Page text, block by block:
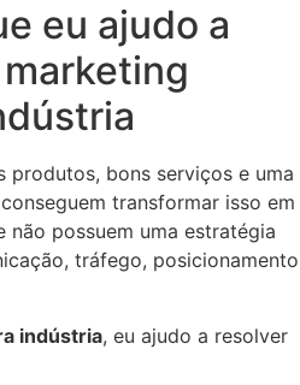
eu ajudo a
produtos, bons serviços e uma
transformar isso em
possuem uma estratégia
tráfego, posicionamento
indústria, eu ajudo a resolver